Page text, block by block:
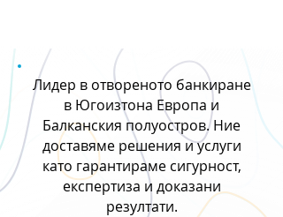
Лидер в отвореното банкиране
в Югоизтона Европа и
Балканския полуостров. Ние
доставяме решения и услуги
като гарантираме сигурност,
експертиза и доказани
резултати.